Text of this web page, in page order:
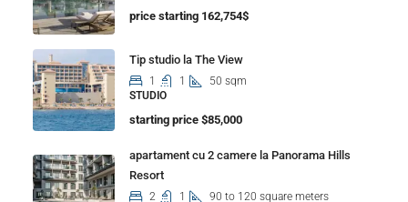
price starting 162,754$
Tip studio la The View
1 1
50 sqm
STUDIO
starting price $85,000
apartament cu 2 camere la Panorama Hills
Resort
2 1
90 to 120 square meters